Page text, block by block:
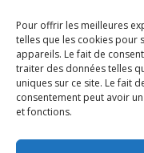
Pour offrir les meilleures
telles que les cookies pour
appareils. Le fait de
traiter des données telles
uniques sur ce site. Le fait
consentement peut avoir
et fonctions.